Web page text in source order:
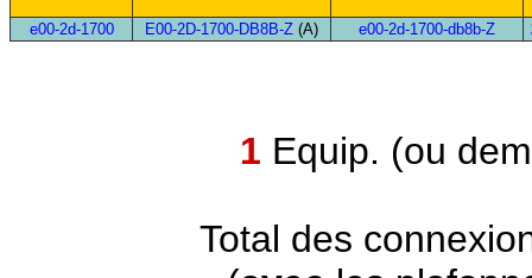
e00-2d-1700 E00-2D-1700-DB8B-Z (A) e00-2d-1700-db8b-Z
1 Equip. (ou
Total des